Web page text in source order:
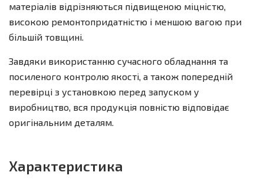
матеріалів відрізняються підвищеною міцністю,
високою ремонтопридатністю і меншою вагою при
більшій товщині.
Завдяки використанню сучасного обладнання та
посиленого контролю якості, а також попередній
перевірці з установкою перед запуском у
виробництво, вся продукція повністю відповідає
оригінальним деталям.
Характеристика